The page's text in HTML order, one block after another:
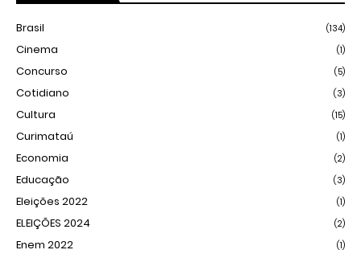
Brasil (134)
Cinema (1)
Concurso (5)
Cotidiano (3)
Cultura (15)
Curimataú (1)
Economia (2)
Educação (3)
Eleições 2022 (1)
ELEIÇÕES 2024 (2)
Enem 2022 (1)